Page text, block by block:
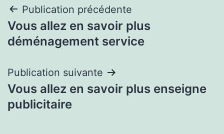
Navigation
de
Publication précédente
Vous allez en savoir plus
déménagement service
Publication suivante
Vous allez en savoir plus enseigne
publicitaire